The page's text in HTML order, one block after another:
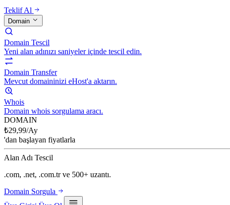
Teklif Al
Domain
Domain Tescil
Yeni alan adınızı saniyeler içinde tescil edin.
Domain Transfer
Mevcut domaininizi eHost'a aktarın.
Whois
Domain whois sorgulama aracı.
DOMAIN
₺29,99/Ay
'dan başlayan fiyatlarla
Alan Adı Tescil
.com, .net, .com.tr ve 500+ uzantı.
Domain Sorgula